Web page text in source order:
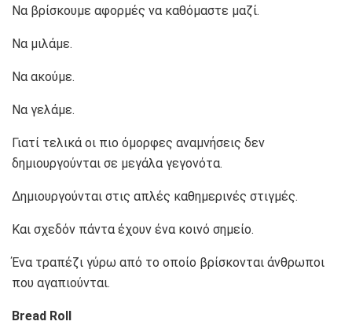
Να βρίσκουμε αφορμές να καθόμαστε μαζί.
Να μιλάμε.
Να ακούμε.
Να γελάμε.
Γιατί τελικά οι πιο όμορφες αναμνήσεις δεν
δημιουργούνται σε μεγάλα γεγονότα.
Δημιουργούνται στις απλές καθημερινές στιγμές.
Και σχεδόν πάντα έχουν ένα κοινό σημείο.
Ένα τραπέζι γύρω από το οποίο βρίσκονται άνθρωποι
που αγαπιούνται.
Bread Roll